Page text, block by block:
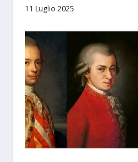
11 Luglio 2025